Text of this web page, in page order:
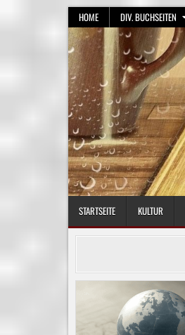
HOME DIV. BUCHSEITEN
STARTSEITE KULTUR